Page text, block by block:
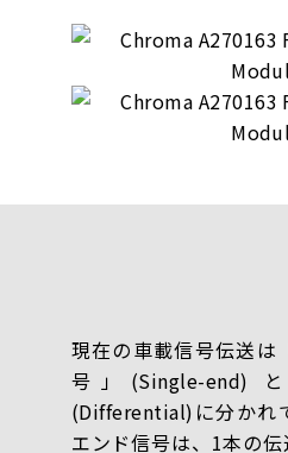
現在の車載信号伝送は
号」(Single-end)
(Differential)に分かれ
エンド信号は、1本の